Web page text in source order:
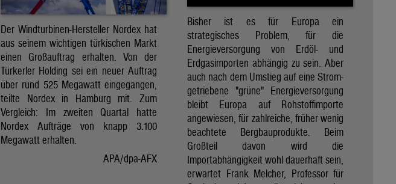
Der Windturbinen-Hersteller Nordex hat
aus seinem wichtigen türkischen Markt
einen Großauftrag erhalten. Von der
Türkerler Holding sei ein neuer Auftrag
über rund 525 Megawatt eingegangen,
teilte Nordex in Hamburg mit. Zum
Vergleich: Im zweiten Quartal hatte
Nordex Aufträge von knapp 3.100
Megawatt erhalten.
APA/dpa-AFX
Bisher ist es für Europa ein
strategisches Problem, für die
Energieversorgung von Erdöl- und
Erdgasimporten abhängig zu sein. Aber
auch nach dem Umstieg auf eine Strom-
getriebene "grüne" Energieversorgung
bleibt Europa auf Rohstoffimporte
angewiesen, für zahlreiche, früher wenig
beachtete Bergbauprodukte. Beim
Großteil davon wird die
Importabhängigkeit wohl dauerhaft sein,
erwartet Frank Melcher, Professor für